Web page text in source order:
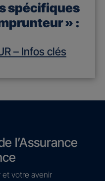
spécifiques
» :
– Infos clés
l’Assurance
votre avenir